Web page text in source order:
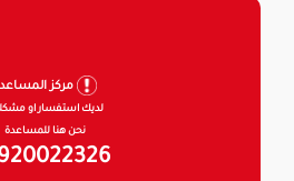
مركز
لديك استفسار او
نحن هنا للمساعدة